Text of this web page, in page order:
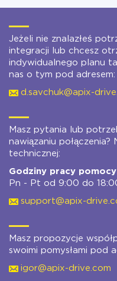
Jeżeli nie znalazłeś
integracji lub chcesz
indywidualnego planu
nas o tym pod adresem:
d.savchuk@apix-
Masz pytania lub
nawiązaniu
technicznej:
Godziny pracy
Pn - Pt od 9:00 do
support@apix-
Masz propozycje
swoimi pomysłami pod
igor@apix-drive.com